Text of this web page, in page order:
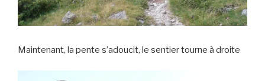
Maintenant, la pente s’adoucit, le sentier tourne à droite